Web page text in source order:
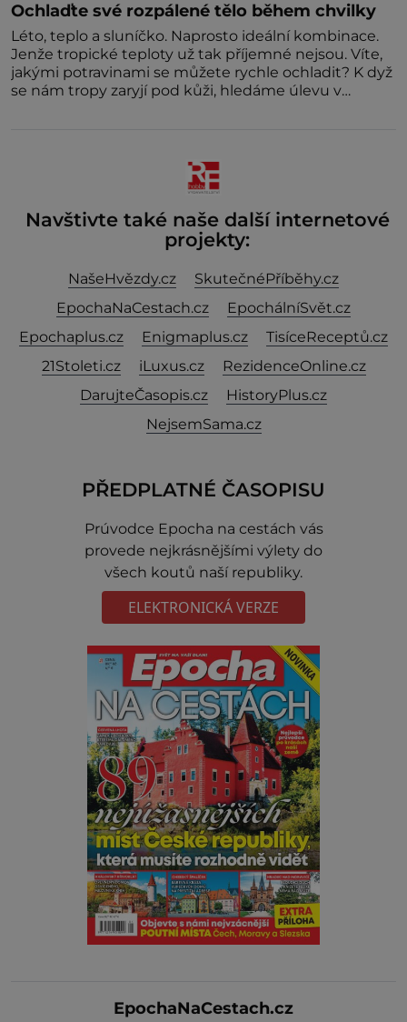
Ochlaďte své rozpálené tělo během chvilky
Léto, teplo a sluníčko. Naprosto ideální kombinace.
Jenže tropické teploty už tak příjemné nejsou. Víte,
jakými potravinami se můžete rychle ochladit? K dyž
se nám tropy zaryjí pod kůži, hledáme úlevu v
Navštivte také naše další internetové
projekty:
NašeHvězdy.cz
SkutečnéPříběhy.cz
EpochaNaCestach.cz
EpochálníSvět.cz
Epochaplus.cz
Enigmaplus.cz
TisíceReceptů.cz
21Stoleti.cz
iLuxus.cz
RezidenceOnline.cz
DarujteČasopis.cz
HistoryPlus.cz
NejsemSama.cz
PŘEDPLATNÉ ČASOPISU
Prúvodce Epocha na cestách vás
provede nejkrásnějšími výlety do
všech koutů naší republiky.
ELEKTRONICKÁ VERZE
EpochaNaCestach.cz